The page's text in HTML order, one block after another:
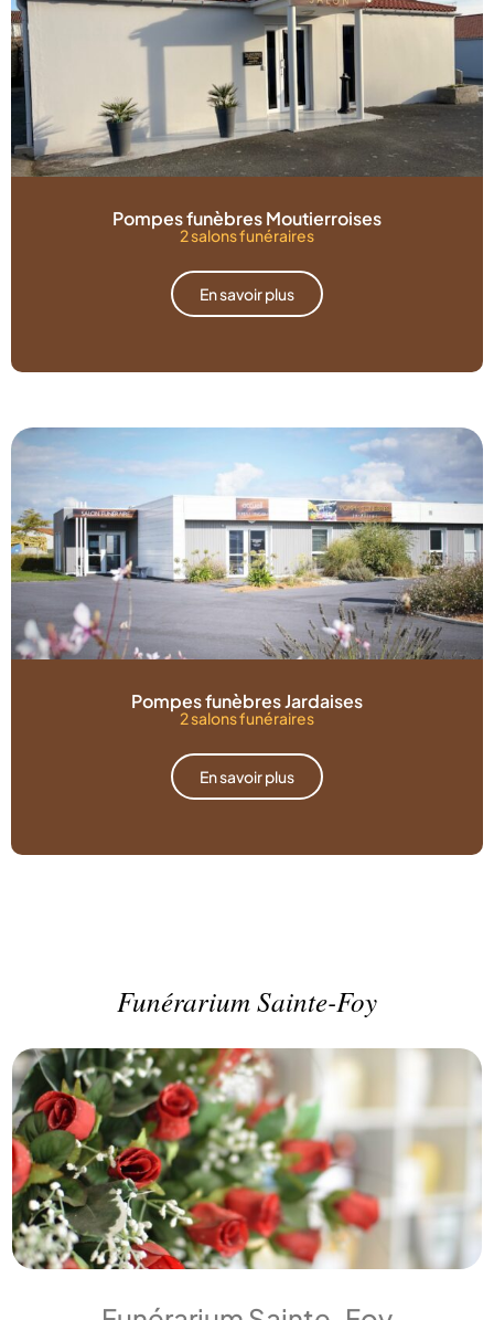
Pompes funèbres Moutierroises
2 salons funéraires
En savoir plus
Pompes funèbres Jardaises
2 salons funéraires
En savoir plus
Funérarium Sainte-Foy